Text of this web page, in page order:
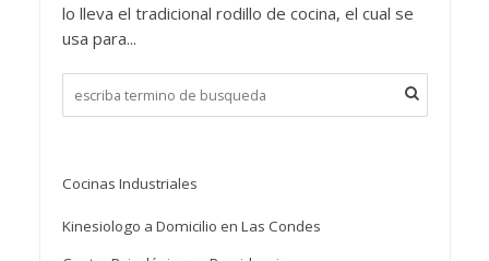
lo lleva el tradicional rodillo de cocina, el cual se
usa para...
Cocinas Industriales
Kinesiologo a Domicilio en Las Condes